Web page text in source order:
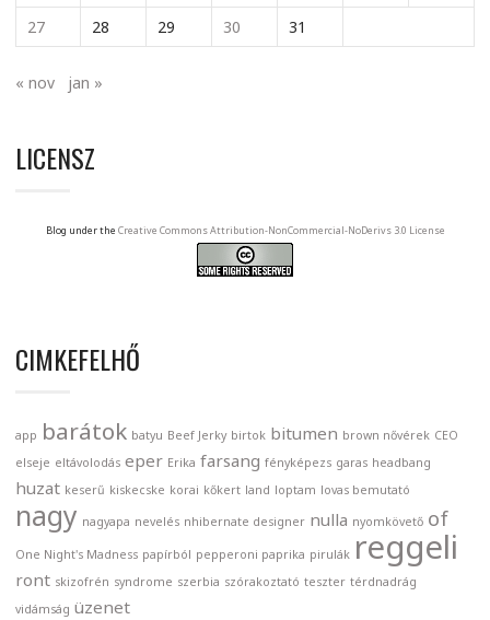
27
28 29 30 31
« nov jan »
LICENSZ
Blog under the Creative Commons Attribution-NonCommercial-NoDerivs 3.0 License
CIMKEFELHŐ
app barátok batyu Beef Jerky birtok bitumen brown nővérek CEO
elseje eltávolodás eper Erika farsang fényképezs garas headbang
huzat keserű kiskecske korai kőkert land loptam lovas bemutató
nagy nagyapa nevelés nhibernate designer nulla nyomkövető of
One Night's Madness papírból pepperoni paprika pirulák reggeli
ront skizofrén syndrome szerbia szórakoztató teszter térdnadrág
vidámság üzenet